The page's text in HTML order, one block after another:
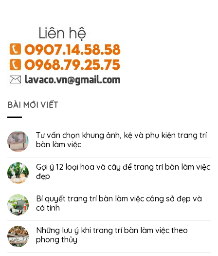
BÀI MỚI VIẾT
Tư vấn chọn khung ảnh, kệ và phụ kiện trang trí
bàn làm việc
Gợi ý 12 loại hoa và cây để trang trí bàn làm việc
đẹp
Bí quyết trang trí bàn làm việc công sở đẹp và
cá tính
Những lưu ý khi trang trí bàn làm việc theo
phong thủy